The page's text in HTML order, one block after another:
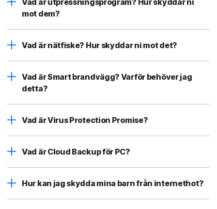
mot dem?
Vad är nätfiske? Hur skyddar ni mot det?
Vad är Smart brandvägg? Varför behöver jag
detta?
Vad är Virus Protection Promise?
Vad är Cloud Backup för PC?
Hur kan jag skydda mina barn från internethot?